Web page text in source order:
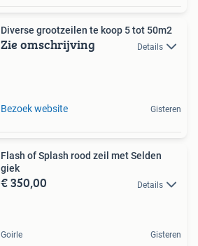
Diverse grootzeilen te koop 5 tot 50m2
Zie omschrijving Details
Bezoek website Gisteren
Flash of Splash rood zeil met Selden
giek
€ 350,00 Details
Goirle Gisteren